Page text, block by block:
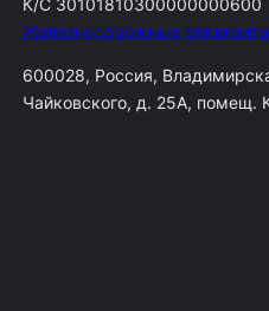
К/С 30101810300000000600
Железнодорожные реквизиты
600028, Россия,
Чайковского, д. 25А, помещ.